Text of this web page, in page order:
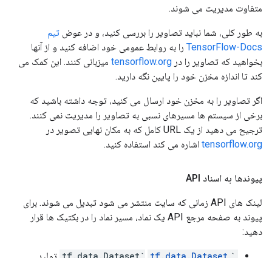
متفاوت مدیریت می شوند.
به طور کلی، شما نباید تصاویر را بررسی کنید، و در عوض تیم
TensorFlow-Docs را به روابط عمومی خود اضافه کنید و از آنها
بخواهید که تصاویر را در tensorflow.org میزبانی کنند. این کمک می
کند تا اندازه مخزن خود را پایین نگه دارید.
اگر تصاویر را به مخزن خود ارسال می کنید، توجه داشته باشید که
برخی از سیستم ها مسیرهای نسبی به تصاویر را مدیریت نمی کنند.
ترجیح می دهید از یک URL کامل که به مکان نهایی تصویر در
tensorflow.org اشاره می کند استفاده کنید.
پیوندها به اسناد API
لینک های API زمانی که سایت منتشر می شود تبدیل می شوند. برای
پیوند به صفحه مرجع API یک نماد، مسیر نماد را در بکتیک ها قرار
دهید: